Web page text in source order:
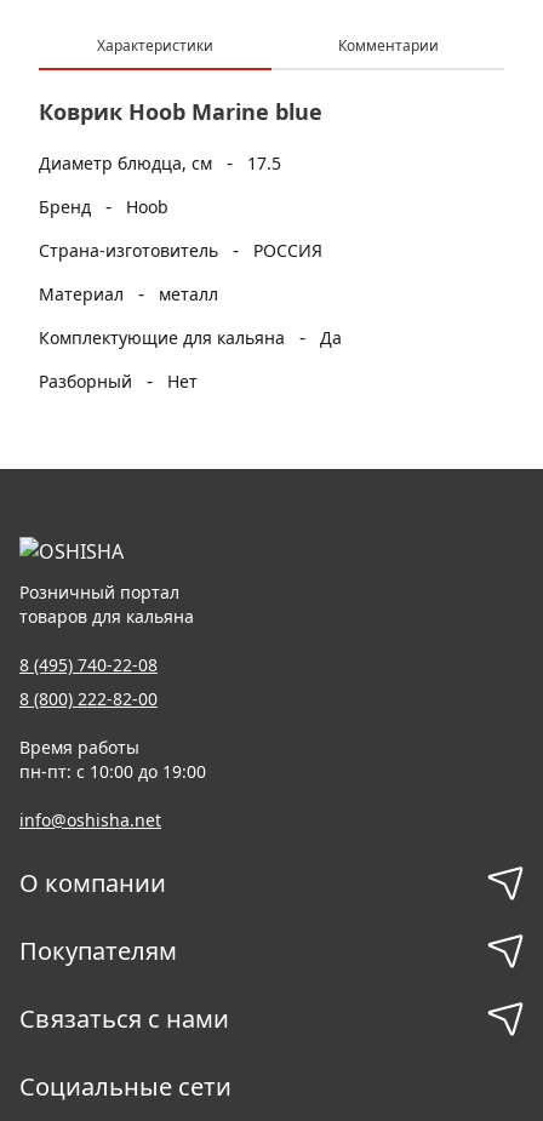
Характеристики Комментарии
Коврик Hoob Marine blue
Диаметр блюдца, см -
17.5
Бренд
-
Hoob
Страна-изготовитель
-
РОССИЯ
Материал
-
металл
Комплектующие для кальяна
- Да
Разборный
- Нет
Розничный портал
товаров для кальяна
8 (495) 740-22-08
8 (800) 222-82-00
Время работы
пн-пт: с 10:00 до 19:00
info@oshisha.net
О компании
Покупателям
Связаться с нами
Социальные сети